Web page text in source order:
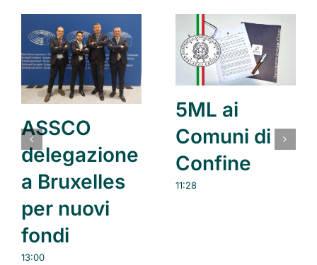
ASSCO
delegazione
a Bruxelles
per nuovi
fondi
13:00
5ML ai
Comuni di
Confine
11:28